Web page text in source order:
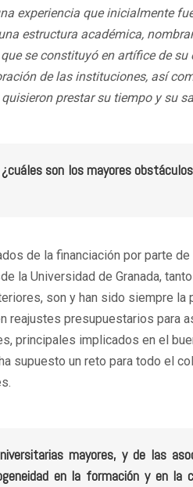
experiencia que inicialmente
estructura académica,
se constituyó en artífice de
de las instituciones, así
prestar su tiempo y su
son los mayores
de la financiación por parte
la Universidad de Granada,
son y han sido siempre la
reajustes presupuestarios para
principales implicados en el
supuesto un reto para todo el
mayores, y de las
en la formación y en